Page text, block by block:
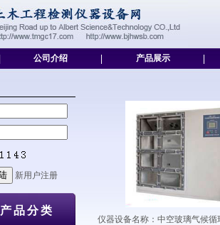
公司介绍 产品展示
新用户注册
产品分类
仪器设备名称：中空玻璃气候循